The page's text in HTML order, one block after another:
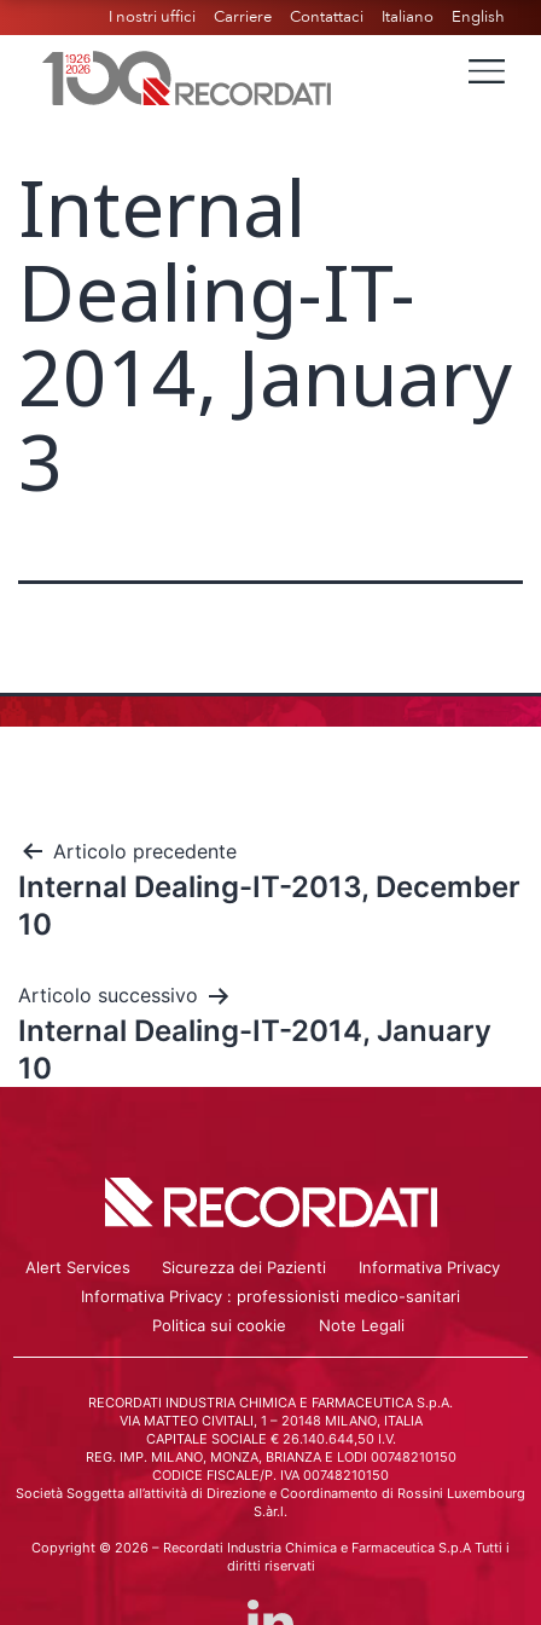
I nostri uffici Carriere Contattaci Italiano English
Internal
Dealing-IT-
2014, January
3
Articolo precedente
Internal Dealing-IT-2013, December
10
Articolo successivo
Internal Dealing-IT-2014, January
10
Alert Services Sicurezza dei Pazienti
Informativa Privacy
Informativa Privacy : professionisti medico-sanitari
Politica sui cookie
Note Legali
RECORDATI INDUSTRIA CHIMICA E FARMACEUTICA S.p.A.
VIA MATTEO CIVITALI, 1 – 20148 MILANO, ITALIA
CAPITALE SOCIALE € 26.140.644,50 I.V.
REG. IMP. MILANO, MONZA, BRIANZA E LODI 00748210150
CODICE FISCALE/P. IVA 00748210150
Società Soggetta all’attività di Direzione e Coordinamento di Rossini Luxembourg
S.àr.l.
Copyright © 2026 – Recordati Industria Chimica e Farmaceutica S.p.A Tutti i
diritti riservati